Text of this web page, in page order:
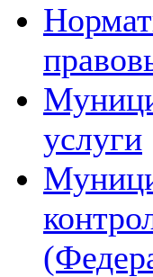
услуги